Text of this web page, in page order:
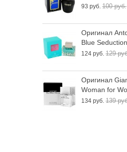
93 руб. 100 руб.
Оригинал
Blue
124 руб. 129
Оригинал
Woman for
134 руб. 139